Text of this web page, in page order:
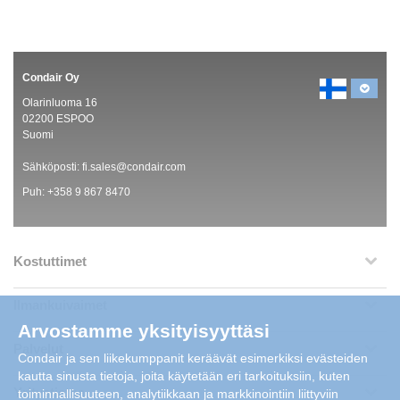
Condair Oy
Olarinluoma 16
02200 ESPOO
Suomi
Sähköposti: fi.sales@condair.com
Puh: +358 9 867 8470
Kostuttimet
Yritystietoa
Arvostamme yksityisyyttäsi
Condair ja sen liikekumppanit keräävät esimerkiksi evästeiden
kautta sinusta tietoja, joita käytetään eri tarkoituksiin, kuten
toiminnallisuuteen, analytiikkaan ja markkinointiin liittyviin